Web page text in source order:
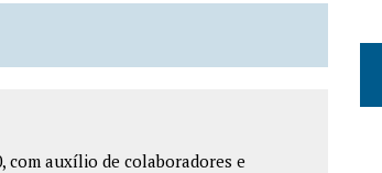
com auxílio de colaboradores e